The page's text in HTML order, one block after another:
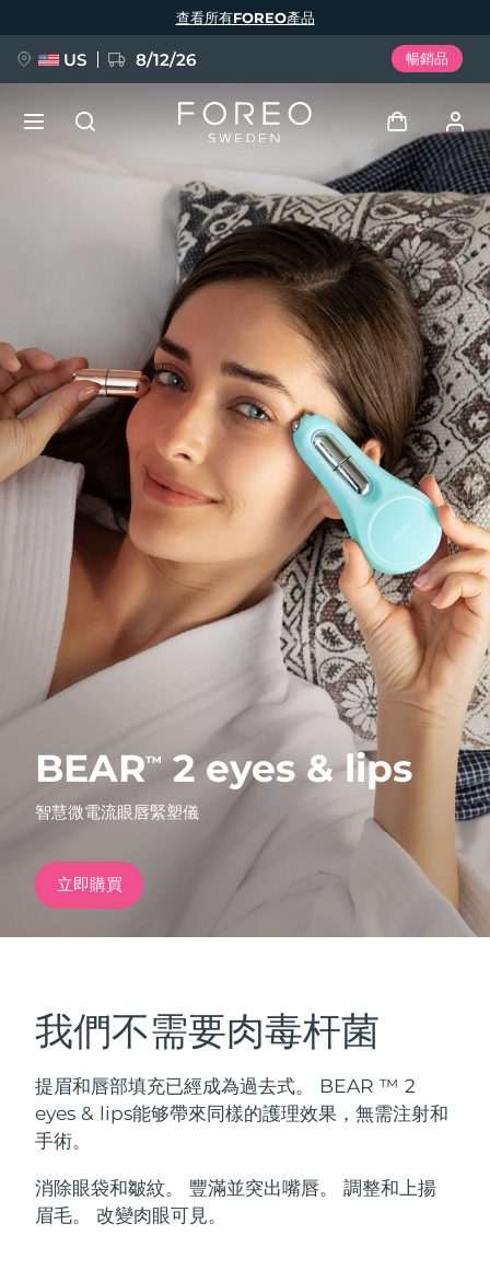
BEAR™2 eyes & lips
智慧微電流眼唇緊塑儀
立即購買
我們不需要肉毒杆菌
提眉和唇部填充已經成為過去式。 BEAR ™ 2
eyes & lips能够帶來同樣的護理效果，無需注射和
手術。
消除眼袋和皺紋。 豐滿並突出嘴唇。 調整和上揚
眉毛。 改變肉眼可見。
查看所有FOREO產品
US 8/12/26 暢銷品
登入
用戶信息
我的設備
我的訂單
我的地址
我的訂閱
FAQ™ Pure Beauty-Tech Elixir
BREAKING NEWS
issa™ Teeth Whitening Set
FAQ™ Dual LED Panel
熱門產品
特別優惠 暢銷產品
紅光療法
面部清潔
Anti-aging massage
緊致提拉
Microcurrent toning
Deutsch
Español
Italiano
Português
Polski
Svenska
Русский
Türkçe
简体中文 繁體中文
發貨國家
預計送達日期 8/12/26
英國 預計送達日期8/11/26
西班牙 預計送達日期8/11/26
預計送達日期 8/14/26
法國 預計送達日期8/11/26
德國 預計送達日期
加拿大 預計送達日期 8/15/26
奧地利 預計送達日期
比利時 預計送達日期8/11/26
波士尼亞與赫塞哥維納